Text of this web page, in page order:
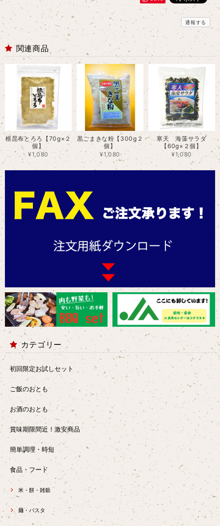
通報する
関連商品
根昆布とろろ【70g×２
個】
¥1,080
黒ごまきな粉【300g２
個】
¥1,080
寒天 海藻サラダ
【60g×２個】
¥1,080
カテゴリー
初回限定お試しセット
ご飯のおとも
お酒のおとも
賞味期限間近！激安商品
簡単調理・時短
食品・フード
米・餅・雑穀
麺・パスタ